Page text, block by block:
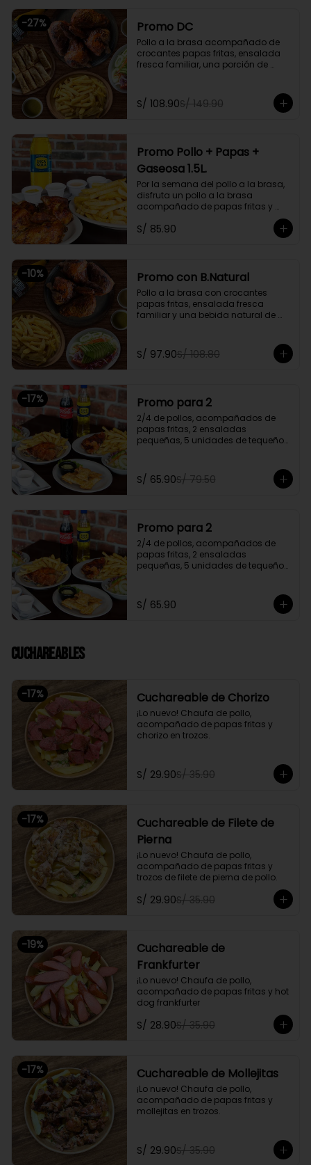
-27% Promo DC
Pollo a la brasa acompañado de
crocantes papas fritas, ensalada
fresca familiar, una porción de
Promoción exclusiva para llevar o
S/ 108.90S/ 149.90
Promo Pollo + Papas +
Gaseosa 1.5L.
Por la semana del pollo a la brasa,
disfruta un pollo a la brasa
acompañado de papas fritas y
Promoción exclusiva para llevar o
S/ 85.90
-10% Promo con B.Natural
Pollo a la brasa con crocantes
papas fritas, ensalada fresca
familiar y una bebida natural de
Promoción exclusiva para llevar o
delivery
S/ 97.90S/ 108.80
-17% Promo para 2
2/4 de pollos, acompañados de
papas fritas, 2 ensaladas
pequeñas, 5 unidades de tequeños
Promoción exclusiva para llevar o
delivery
S/ 65.90S/ 79.50
Promo para 2
2/4 de pollos, acompañados de
papas fritas, 2 ensaladas
pequeñas, 5 unidades de tequeños
Promoción exclusiva para llevar o
delivery
S/ 65.90
Cuchareables
-17% Cuchareable de Chorizo
¡Lo nuevo! Chaufa de pollo,
acompañado de papas fritas y
chorizo en trozos.
S/ 29.90S/ 35.90
-17%
Cuchareable de Filete de
Pierna
¡Lo nuevo! Chaufa de pollo,
acompañado de papas fritas y
trozos de filete de pierna de pollo.
S/ 29.90S/ 35.90
-19%
Cuchareable de
Frankfurter
¡Lo nuevo! Chaufa de pollo,
acompañado de papas fritas y hot
dog frankfurter
S/ 28.90S/ 35.90
-17% Cuchareable de Mollejitas
¡Lo nuevo! Chaufa de pollo,
acompañado de papas fritas y
mollejitas en trozos.
S/ 29.90S/ 35.90